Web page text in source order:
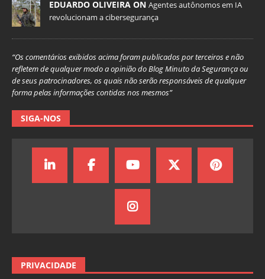
EDUARDO OLIVEIRA ON Agentes autônomos em IA
revolucionam a cibersegurança
“Os comentários exibidos acima foram publicados por terceiros e não
refletem de qualquer modo a opinião do Blog Minuto da Segurança ou
de seus patrocinadores, os quais não serão responsáveis de qualquer
forma pelas informações contidas nos mesmos”
SIGA-NOS
PRIVACIDADE